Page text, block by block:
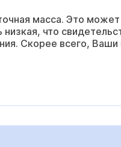
масса. Это
что
Скорее всего, Ваши